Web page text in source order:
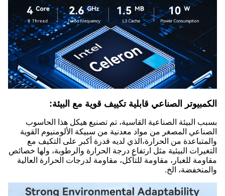
الكمبيوتر الصناعي قابلية تكييف قوية مع البيئة:
بسبب البيئة الصناعية القاسية، تم تصنيع هيكل هذا الحاسوب
الصناعي المصغر من مواد معدنية من سبيكة الألومنيوم القوية
والمتباعدة من الحرارة،الذي لديه قدرة أكبر على التكيف مع
التغيرات البيئية مثل ارتفاع درجة الحرارة والرطوبة، ولها خصائص
مقاومة للغبار، مقاومة للتآكل، مقاومة لدرجات الحرارة العالية
والمنخفضة، الخ.